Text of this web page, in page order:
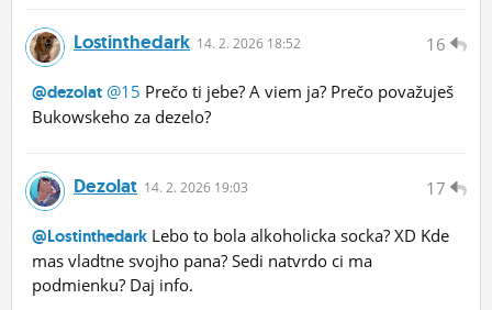
16
Lostinthedark 14. 2. 2026 18:52
@dezolat @15 Prečo ti jebe? A viem ja? Prečo považuješ
Bukowskeho za dezelo?
17
Dezolat 14. 2. 2026 19:03
@Lostinthedark Lebo to bola alkoholicka socka? XD Kde
mas vladtne svojho pana? Sedi natvrdo ci ma
podmienku? Daj info.